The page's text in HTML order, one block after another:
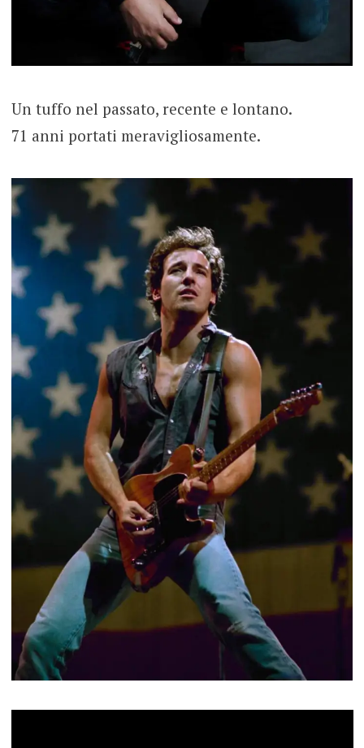
Un tuffo nel passato, recente e lontano.
71 anni portati meravigliosamente.